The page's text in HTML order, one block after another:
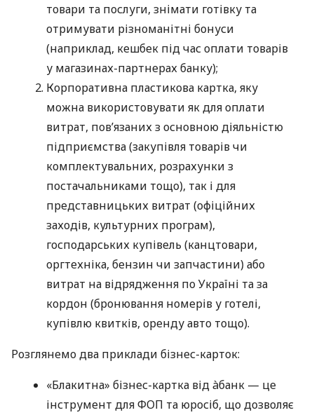
товари та послуги, знімати готівку та
отримувати різноманітні бонуси
(наприклад, кешбек під час оплати товарів
у магазинах-партнерах банку);
Корпоративна пластикова картка, яку
можна використовувати як для оплати
витрат, пов’язаних з основною діяльністю
підприємства (закупівля товарів чи
комплектувальних, розрахунки з
постачальниками тощо), так і для
представницьких витрат (офіційних
заходів, культурних програм),
господарських купівель (канцтовари,
оргтехніка, бензин чи запчастини) або
витрат на відрядження по Україні та за
кордон (бронювання номерів у готелі,
купівлю квитків, оренду авто тощо).
Розглянемо два приклади бізнес-карток:
«Блакитна» бізнес-картка від àбанк — це
інструмент для ФОП та юросіб, що дозволяє